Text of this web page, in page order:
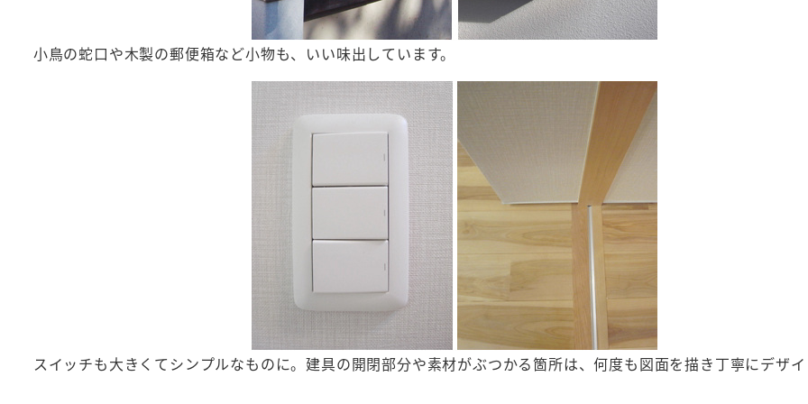
小鳥の蛇口や木製の郵便箱など小物も、いい味出しています。
スイッチも大きくてシンプルなものに。建具の開閉部分や素材がぶつかる箇所は、何度も図面を描き丁寧にデザ